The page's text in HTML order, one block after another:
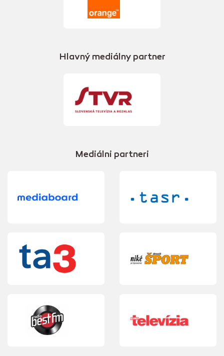
Hlavný mediálny partner
Mediálni partneri